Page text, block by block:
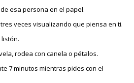
esa persona en el papel.
veces visualizando que piensa en ti.
rodea con canela o pétalos.
7 minutos mientras pides con el